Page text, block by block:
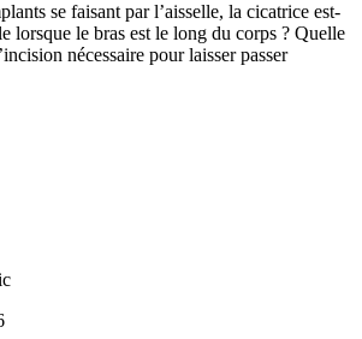
se faisant par l’aisselle, la cicatrice est-
lorsque le bras est le long du corps ? Quelle
nécessaire pour laisser passer